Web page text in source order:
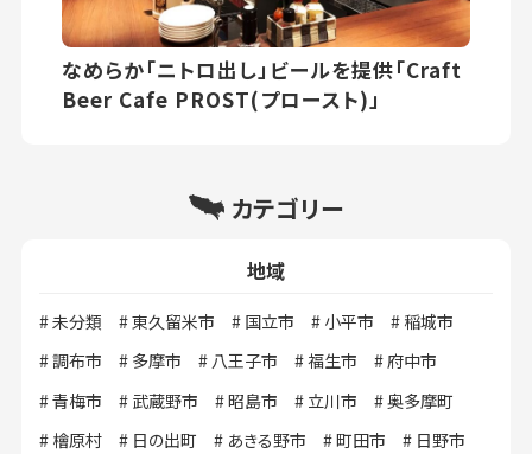
なめらか「ニトロ出し」ビールを提供「Craft
Beer Cafe PROST(プロースト)」
カテゴリー
地域
未分類 東久留米市 国立市 小平市
稲城市
調布市
多摩市 八王子市 福生市
府中市
青梅市
武蔵野市 昭島市 立川市
奥多摩町
檜原村
日の出町 あきる野市 町田市
日野市